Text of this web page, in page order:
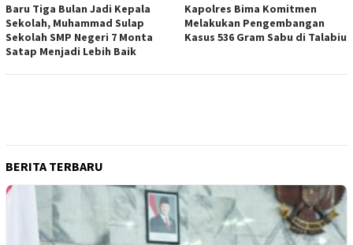
Baru Tiga Bulan Jadi Kepala
Sekolah, Muhammad Sulap
Sekolah SMP Negeri 7 Monta
Satap Menjadi Lebih Baik
Kapolres Bima Komitmen
Melakukan Pengembangan
Kasus 536 Gram Sabu di Talabiu
BERITA TERBARU